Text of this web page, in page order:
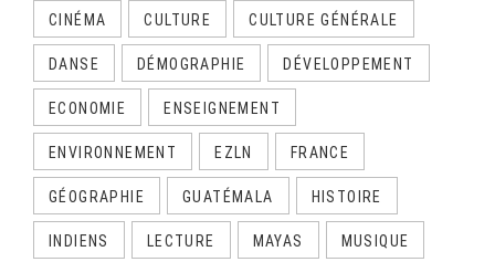
CINÉMA CULTURE CULTURE GÉNÉRALE
DANSE DÉMOGRAPHIE DÉVELOPPEMENT
ECONOMIE ENSEIGNEMENT
ENVIRONNEMENT EZLN FRANCE
GÉOGRAPHIE GUATÉMALA HISTOIRE
INDIENS LECTURE MAYAS MUSIQUE